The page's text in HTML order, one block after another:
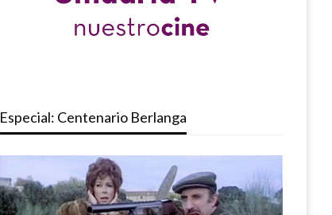
Especial: Centenario Berlanga